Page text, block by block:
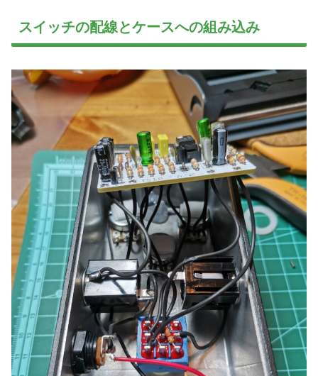
スイッチの配線とケースへの組み込み